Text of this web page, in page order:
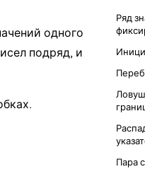
одного
подряд, и
Ряд
Пара